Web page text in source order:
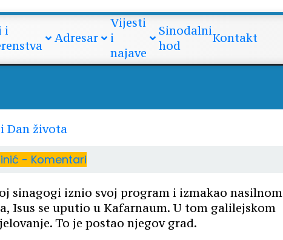
i
Adresar
Vijesti
i
najave
Sinodalni
hod
Kontakt
kroz godinu i Dan života
- Komentari
sinagogi iznio svoj program i izmakao nasilnom
Isus se uputio u Kafarnaum. U tom galilejskom
To je postao njegov grad.